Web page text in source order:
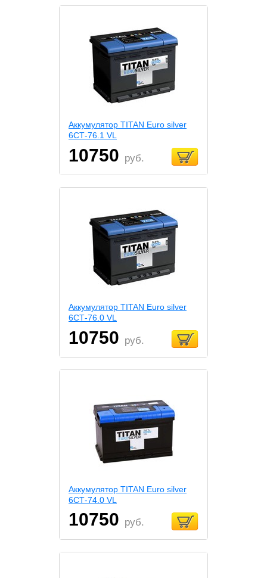
Аккумулятор TITAN Euro silver
6СТ-76.1 VL
10750 руб.
Аккумулятор TITAN Euro silver
6СТ-76.0 VL
10750 руб.
Аккумулятор TITAN Euro silver
6СТ-74.0 VL
10750 руб.